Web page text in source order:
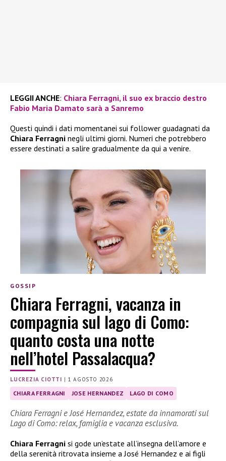
LEGGII ANCHE: Chiara Ferragni, il suo ex braccio destro
Fabio Maria Damato sarà a Sanremo
Questi quindi i dati momentanei sui follower guadagnati da
Chiara Ferragni negli ultimi giorni. Numeri che potrebbero
essere destinati a salire gradualmente da qui a venire.
GOSSIP
Chiara Ferragni, vacanza in
compagnia sul lago di Como:
quanto costa una notte
nell’hotel Passalacqua?
LUCREZIA CIOTTI | 1 AGOSTO 2026
CHIARA FERRAGNI JOSE HERNANDEZ LAGO DI COMO
Chiara Ferragni e José Hernandez, estate da innamorati sul
Lago di Como: relax, famiglia e vacanza esclusiva.
Chiara Ferragni si gode un’estate all’insegna dell’amore e
della serenità ritrovata insieme a José Hernandez e ai figli